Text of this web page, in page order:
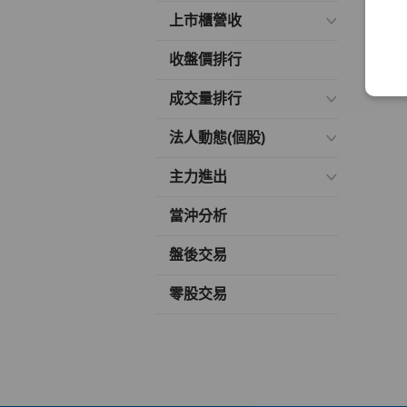
上市櫃營收
收盤價排行
成交量排行
法人動態(個股)
主力進出
當沖分析
盤後交易
零股交易